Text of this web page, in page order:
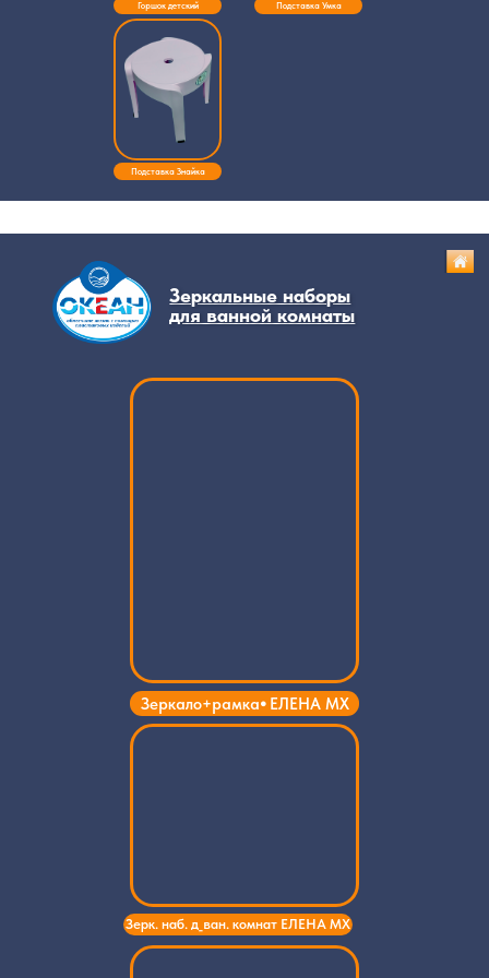
Подставка Знайка
Подставка Умка
Горшок детский
Зерк. наб. д_ван. комнат АЛИСА
Зеркало+рамка⦁ ЕЛЕНА МХ